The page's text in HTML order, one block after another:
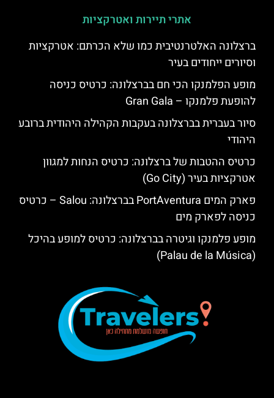
אתרי תיירות ואטרקציות
ברצלונה האלטרנטיבית כמו שלא הכרתם: אטרקציות
וסיורים ייחודים בעיר
מופע הפלמנקו הכי חם בברצלונה: כרטיס כניסה
להופעת פלמנקו – Gran Gala
סיור בעברית בברצלונה בעקבות הקהילה היהודית ברובע
היהודי
כרטיס ההטבות של ברצלונה: כרטיס הנחות למגוון
אטרקציות בעיר (Go City)
פארק המים PortAventura בברצלונה: Salou – כרטיס
כניסה לפארק מים
מופע פלמנקו וגיטרה בברצלונה: כרטיס למופע בהיכל
(Palau de la Música)